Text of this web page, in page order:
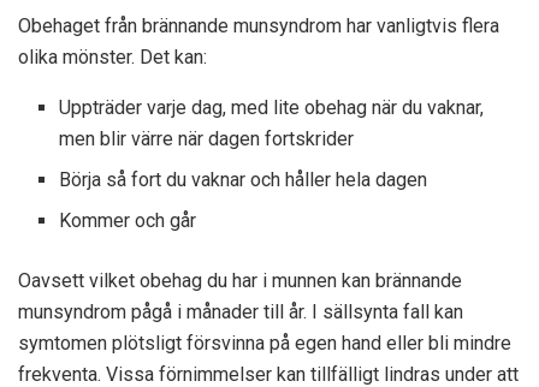
Obehaget från brännande munsyndrom har vanligtvis flera
olika mönster. Det kan:
Uppträder varje dag, med lite obehag när du vaknar,
men blir värre när dagen fortskrider
Börja så fort du vaknar och håller hela dagen
Kommer och går
Oavsett vilket obehag du har i munnen kan brännande
munsyndrom pågå i månader till år. I sällsynta fall kan
symtomen plötsligt försvinna på egen hand eller bli mindre
frekventa. Vissa förnimmelser kan tillfälligt lindras under att